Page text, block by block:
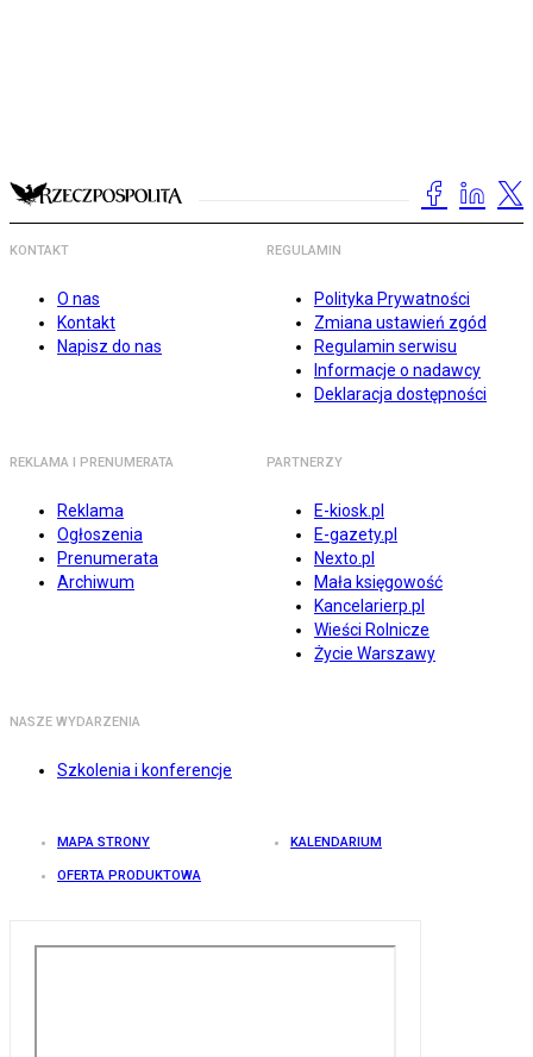
KONTAKT
O nas
Kontakt
Napisz do nas
REGULAMIN
Polityka Prywatności
Zmiana ustawień zgód
Regulamin serwisu
Informacje o nadawcy
Deklaracja dostępności
REKLAMA I PRENUMERATA
Reklama
Ogłoszenia
Prenumerata
Archiwum
PARTNERZY
E-kiosk.pl
E-gazety.pl
Nexto.pl
Mała księgowość
Kancelarierp.pl
Wieści Rolnicze
Życie Warszawy
NASZE WYDARZENIA
Szkolenia i konferencje
MAPA STRONY KALENDARIUM
OFERTA PRODUKTOWA